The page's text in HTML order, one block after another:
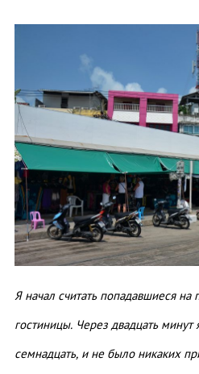
Я начал считать попадавшиеся
гостиницы. Через двадцать минут
семнадцать, и не было никаких